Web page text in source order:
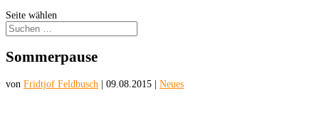
Seite wählen
Sommerpause
von Fridtjof Feldbusch 09.08.2015 Neues